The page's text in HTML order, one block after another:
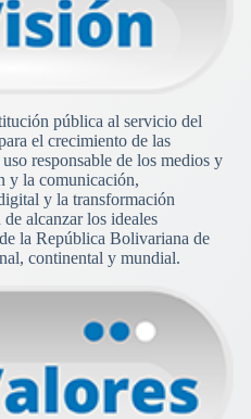
pública al servicio del
el crecimiento de las
responsable de los medios y
y la comunicación,
y la transformación
alcanzar los ideales
la República Bolivariana de
continental y mundial.